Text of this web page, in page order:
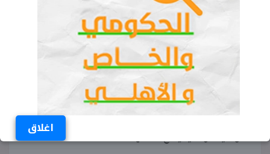
اغلاق
عبر قنوات تليجرام المشفرة لصعوبة تعقبها قانونيا،
مما يجعل المشاهير في حالة دفاع دائم عن شرفهم
ضد التكنولوجيا.
تجاهلت التعليق على الفيديو الخادش حتى اللحظة،
في حين ينتظر جمهورها الذي يتجاوز المليونين
توضيحا رسميا يضع حدا لهذه الشائعات.